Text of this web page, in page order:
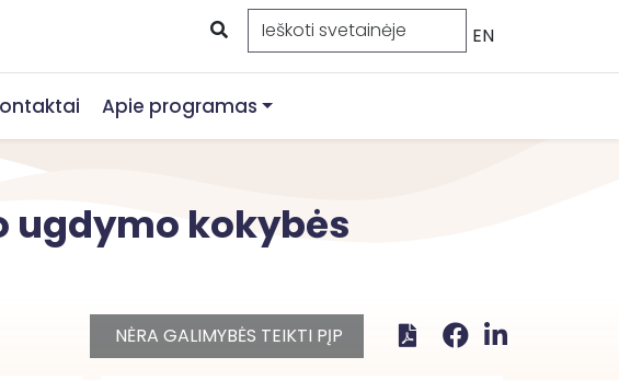
EN
Apie programas
kokybės
NĖRA GALIMYBĖS TEIKTI PĮP